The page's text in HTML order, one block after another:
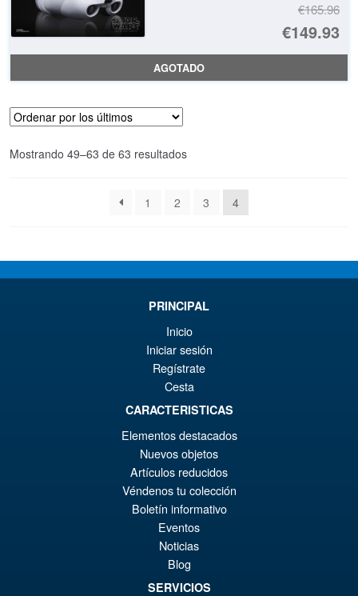
€165.96
El
€149.93
El
AGOTADO
Mostrando 49–63 de 63 resultadosOrdenado
últimos
1 2 3 4
PRINCIPAL
Inicio
Iniciar sesión
Regístrate
Cesta
CARACTERISTICAS
Elementos destacados
Nuevos objetos
Artículos reducidos
Véndenos tu colección
Boletín informativo
Eventos
Noticias
Blog
SERVICIOS